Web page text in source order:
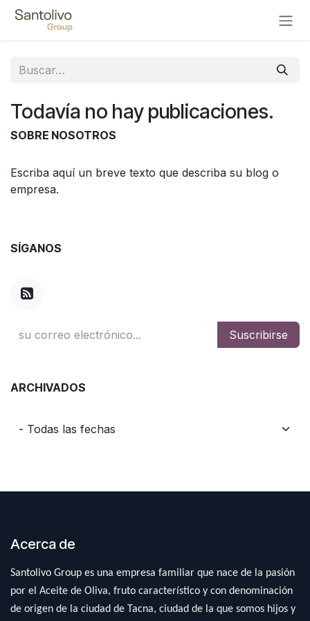
Ir al contenido
Todavía no hay publicaciones.
SOBRE NOSOTROS
Escriba aquí un breve texto que describa su blog o
empresa.
SÍGANOS
Suscribirse
ARCHIVADOS
Acerca de
Santolivo Group es una empresa familiar que nace de la pasión
por el Aceite de Oliva, fruto característico y con denominación
de origen de la ciudad de Tacna, ciudad de la que somos hijos y